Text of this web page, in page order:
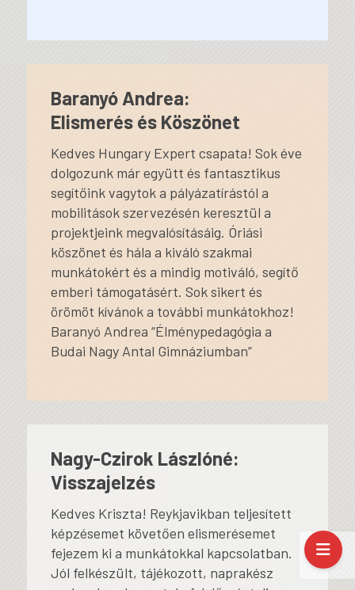
Baranyó Andrea:
Elismerés és Köszönet
Kedves Hungary Expert csapata! Sok éve
dolgozunk már együtt és fantasztikus
segítőink vagytok a pályázatírástól a
mobilitások szervezésén keresztül a
projektjeink megvalósításáig. Óriási
köszönet és hála a kiváló szakmai
munkátokért és a mindig motiváló, segítő
emberi támogatásért. Sok sikert és
örömöt kívánok a további munkátokhoz!
Baranyó Andrea “Élménypedagógia a
Budai Nagy Antal Gimnáziumban”
Nagy-Czirok Lászlóné:
Visszajelzés
Kedves Kriszta! Reykjavikban teljesített
képzésemet követően elismerésemet
fejezem ki a munkátokkal kapcsolatban.
Jól felkészült, tájékozott, naprakész